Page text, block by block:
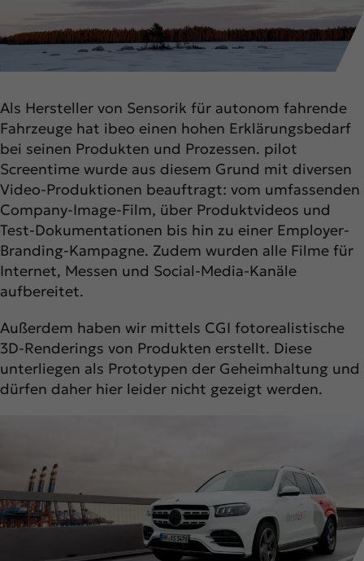
Als Hersteller von Sensorik für autonom fahrende
Fahrzeuge hat ibeo einen hohen Erklärungsbedarf
bei seinen Produkten und Prozessen. pilot
Screentime wurde aus diesem Grund mit diversen
Video-Produktionen beauftragt: vom umfassenden
Company-Image-Film, über Produktvideos und
Test-Dokumentationen bis hin zu einer Employer-
Branding-Kampagne. Zudem wurden alle Filme für
Internet, Messen und Social-Media-Kanäle
aufbereitet.
Außerdem haben wir mittels CGI fotorealistische
3D-Renderings von Produkten erstellt. Diese
unterliegen als Prototypen der Geheimhaltung und
dürfen daher hier leider nicht gezeigt werden.